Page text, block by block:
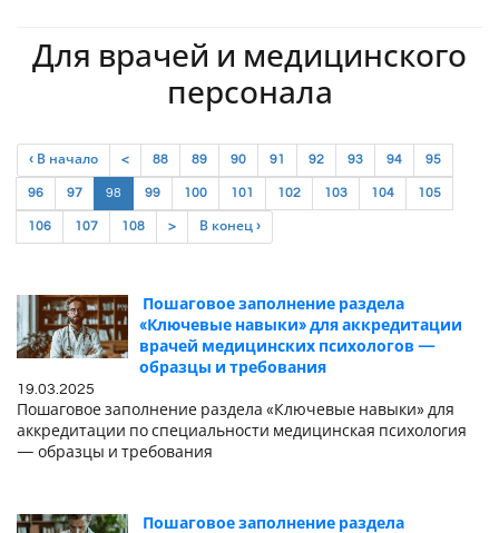
Для врачей и медицинского
персонала
‹ В начало < 88 89 90 91 92 93 94 95
96 97 98 (current)
99 100 101 102 103 104 105
106 107 108 > В конец ›
Пошаговое заполнение раздела
«Ключевые навыки» для аккредитации
врачей медицинских психологов —
образцы и требования
19.03.2025
Пошаговое заполнение раздела «Ключевые навыки» для
аккредитации по специальности медицинская психология
— образцы и требования
Пошаговое заполнение раздела